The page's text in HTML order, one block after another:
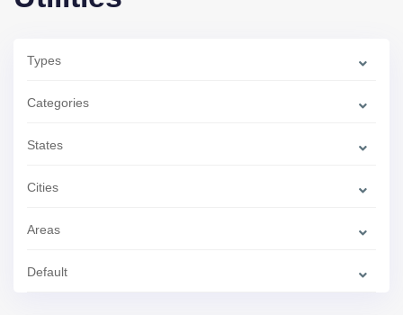
Types
Categories
States
Cities
Areas
Default